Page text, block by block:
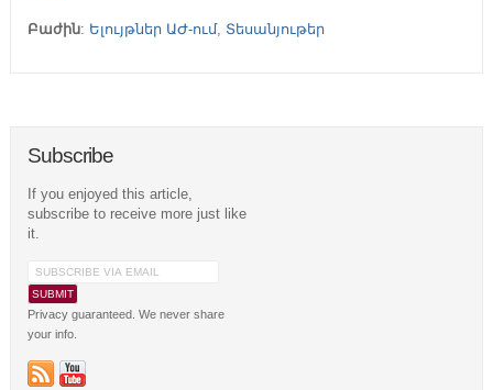
Բաժին: Ելույթներ ԱԺ-ում, Տեսանյութեր
Subscribe
If you enjoyed this article,
subscribe to receive more just like
it.
Privacy guaranteed. We never share
your info.